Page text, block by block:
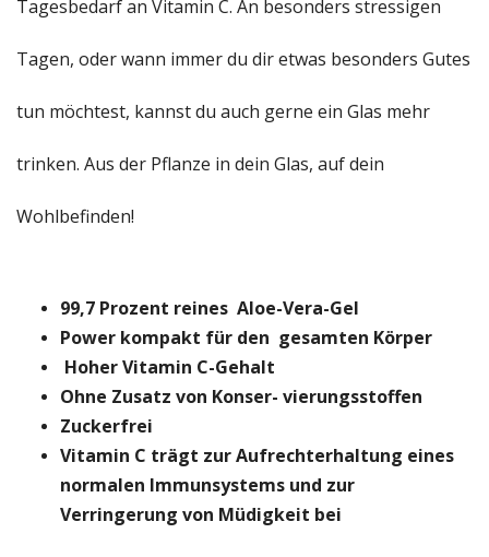
Tagesbedarf an Vitamin C. An besonders stressigen
Tagen, oder wann immer du dir etwas besonders Gutes
tun möchtest, kannst du auch gerne ein Glas mehr
trinken. Aus der Pflanze in dein Glas, auf dein
Wohlbefinden!
99,7 Prozent reines Aloe-Vera-Gel
Power kompakt für den gesamten Körper
Hoher Vitamin C-Gehalt
Ohne Zusatz von Konser- vierungsstoffen
Zuckerfrei
Vitamin C trägt zur Aufrechterhaltung eines
normalen Immunsystems und zur
Verringerung von Müdigkeit bei